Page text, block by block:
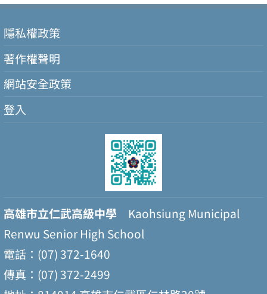
隱私權政策
著作權聲明
網站安全政策
登入
高雄市立仁武高級中學 Kaohsiung Municipal
Renwu Senior High School
電話：(07) 372-1640
傳真：(07) 372-2499